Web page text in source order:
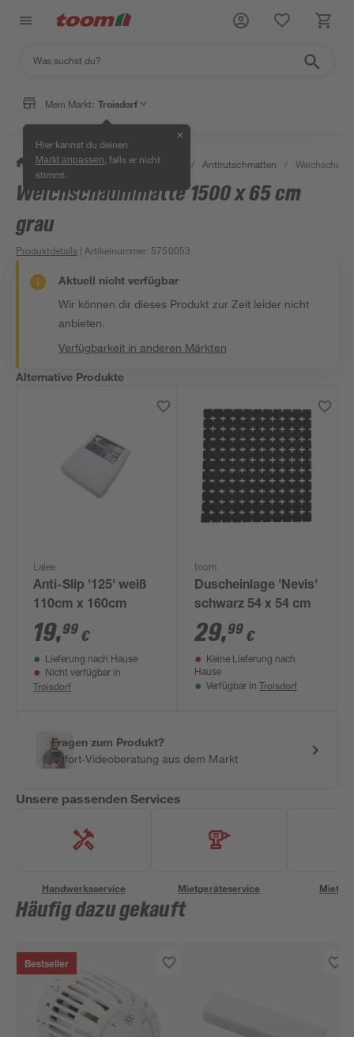
Mein Markt: Troisdorf
Hier kannst du deinen
Markt anpassen , falls er nicht
stimmt.
✕
/ Bad & Sanitär / Badsicherheit / Antirutschmatten /
Weichschaummatte 1500 x 65 cm
grau
Produktdetails | Artikelnummer: 5750053
Aktuell nicht verfügbar
Wir können dir dieses Produkt zur Zeit leider nicht
anbieten.
Verfügbarkeit in anderen Märkten
Alternative Produkte
Lalee
Anti-Slip '125' weiß
110cm x 160cm
19,99 €
Lieferung nach Hause
Nicht verfügbar in
Troisdorf
toom
Duscheinlage 'Nevis'
schwarz 54 x 54 cm
29,99 €
Keine Lieferung nach
Hause
Verfügbar in Troisdorf
Fragen zum Produkt?
Sofort-Videoberatung aus dem Markt
Unsere passenden Services
Handwerksservice Mietgeräteservice
Häufig dazu gekauft
Bestseller